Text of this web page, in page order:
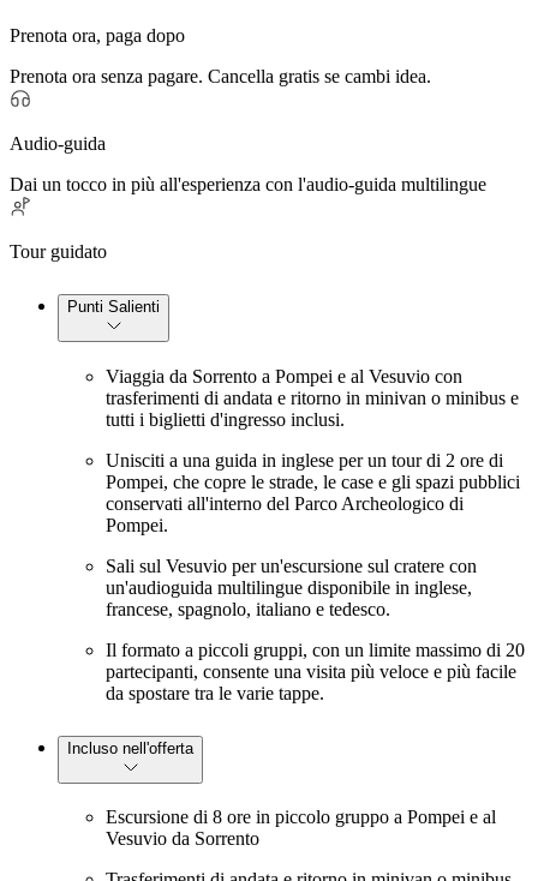
Prenota ora, paga dopo
Prenota ora senza pagare. Cancella gratis se cambi idea.
Audio-guida
Dai un tocco in più all'esperienza con l'audio-guida multilingue
Tour guidato
Punti Salienti
Viaggia da Sorrento a Pompei e al Vesuvio con
trasferimenti di andata e ritorno in minivan o minibus e
tutti i biglietti d'ingresso inclusi.
Unisciti a una guida in inglese per un tour di 2 ore di
Pompei, che copre le strade, le case e gli spazi pubblici
conservati all'interno del Parco Archeologico di
Pompei.
Sali sul Vesuvio per un'escursione sul cratere con
un'audioguida multilingue disponibile in inglese,
francese, spagnolo, italiano e tedesco.
Il formato a piccoli gruppi, con un limite massimo di 20
partecipanti, consente una visita più veloce e più facile
da spostare tra le varie tappe.
Incluso nell'offerta
Escursione di 8 ore in piccolo gruppo a Pompei e al
Vesuvio da Sorrento